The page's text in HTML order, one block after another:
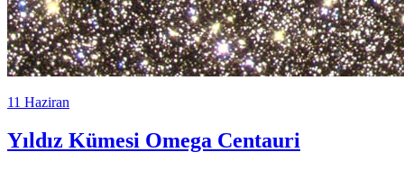
11 Haziran
Yıldız Kümesi Omega Centauri